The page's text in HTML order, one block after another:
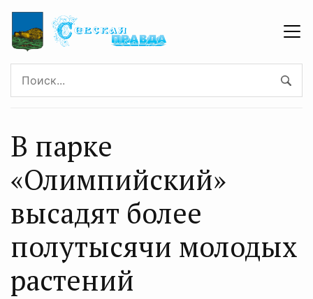
В парке
«Олимпийский»
высадят более
полутысячи молодых
растений